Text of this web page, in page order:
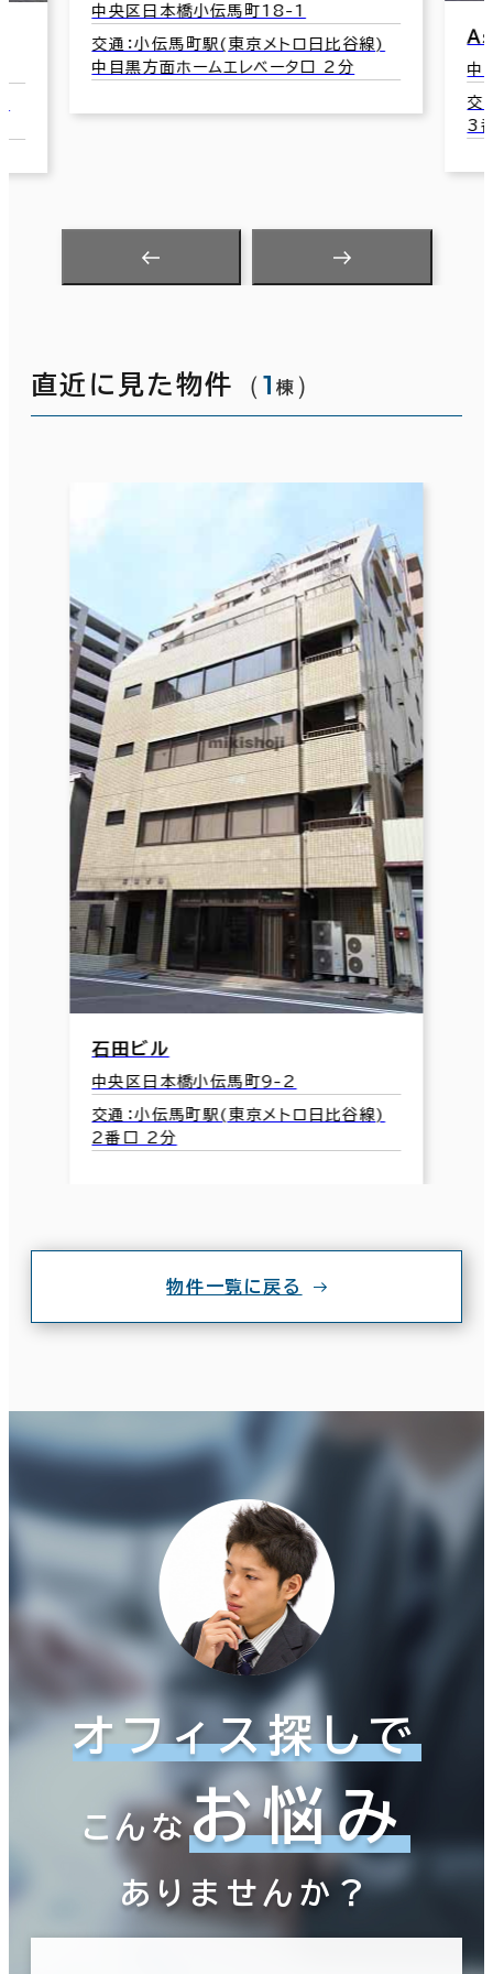
中央区日本橋小伝馬町18-1
交通：小伝馬町駅(東京メトロ日比谷線)
中目黒方面ホームエレベータ口 2分
Ａ
中
交
3
直近に見た物件 （1 棟 ）
石田ビル
中央区日本橋小伝馬町9-2
交通：小伝馬町駅(東京メトロ日比谷線)
2番口 2分
物件一覧に戻る
オフィス探しで
こんなお悩み
ありませんか？